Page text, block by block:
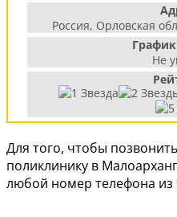
Россия, Орловская
Не
Для того, чтобы
поликлинику в
любой номер телефона из